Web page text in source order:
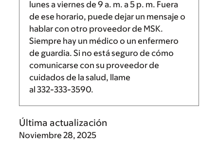
lunes a viernes de 9 a. m. a5 p. m. Fuera
de ese horario, puede dejar un mensaje o
hablar con otro proveedor de MSK.
Siempre hay un médico o un enfermero
de guardia. Si no está seguro de cómo
comunicarse con su proveedor de
cuidados de la salud, llame
al 332-333-3590.
Última actualización
Noviembre 28, 2025